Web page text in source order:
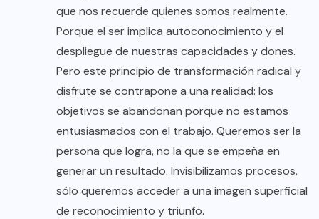
que nos recuerde quienes somos realmente.
Porque el ser implica autoconocimiento y el
despliegue de nuestras capacidades y dones.
Pero este principio de transformación radical y
disfrute se contrapone a una realidad: los
objetivos se abandonan porque no estamos
entusiasmados con el trabajo. Queremos ser la
persona que logra, no la que se empeña en
generar un resultado. Invisibilizamos procesos,
sólo queremos acceder a una imagen superficial
de reconocimiento y triunfo.